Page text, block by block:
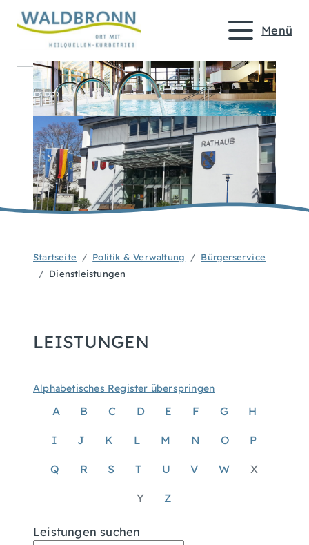
Menü
Startseite Politik & Verwaltung
Bürgerservice
Dienstleistungen
LEISTUNGEN
Alphabetisches Register überspringen
A B C D E F G H
I J K L M N O P
Q R S T U V W X
Y Z
Leistungen suchen